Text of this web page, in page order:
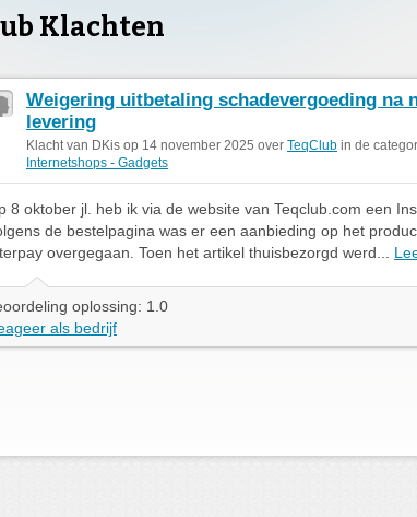
Klachten
Weigering uitbetaling schadevergoeding na
levering
Klacht van DKis op 14 november 2025 over TeqClub in de
Internetshops - Gadgets
8 oktober jl. heb ik via de website van Teqclub.com een
de bestelpagina was er een aanbieding op het
overgegaan. Toen het artikel thuisbezorgd werd...
oplossing: 1.0
als bedrijf